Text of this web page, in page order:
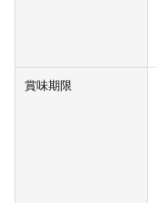
賞味期限